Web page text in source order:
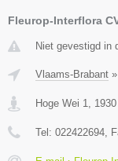
Fleurop-Interflora
Niet gevestigd in
Vlaams-Brabant »
Hoge Wei 1 1930
Tel: 022422694 ,